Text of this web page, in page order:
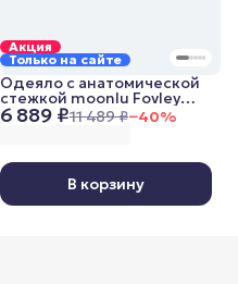
Акция
Только на сайте
6 889 ₽11 489 ₽−40%
Одеяло с анатомической
стежкой moonlu Fovley
Lightweight, 200x220 см,
облегченное
В корзину